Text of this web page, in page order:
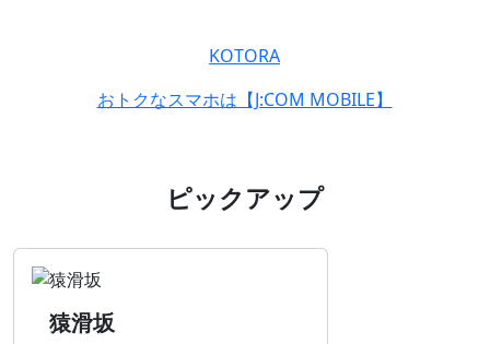
KOTORA
おトクなスマホは【J:COM MOBILE】
ピックアップ
猿滑坂